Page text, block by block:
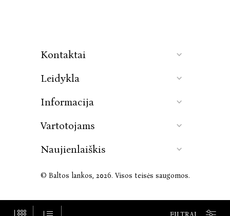
Kontaktai
Leidykla
Informacija
Vartotojams
Naujienlaiškis
© Baltos lankos, 2026. Visos teisės saugomos.